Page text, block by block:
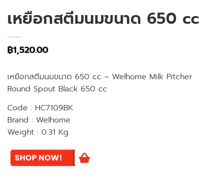
เหยือกสตีมนมขนาด 650 cc
฿1,520.00
เหยือกสตีมนมขนาด 650 cc – Welhome Milk Pitcher
Round Spout Black 650 cc
Code : HC7109BK
Brand : Welhome
Weight : 0.31 Kg